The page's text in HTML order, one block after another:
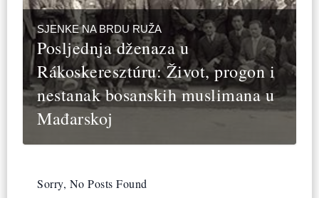
SJENKE NA BRDU RUŽA
Posljednja dženaza u
Rákoskeresztúru: Život, progon i
nestanak bosanskih muslimana u
Mađarskoj
Sorry, No Posts Found